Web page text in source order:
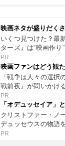
映画ネタが盛りだくさ
いくつ見つけた？最
ターズ』は“映画作り
PR
映画ファンはどう観
「戦争は人々の選択
戦前夜』が問いかけ
PR
「オデュッセイア」
クリストファー・ノ
デュッセウスの物語
PR